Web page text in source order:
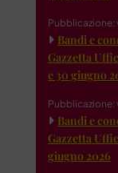
Pubblicazione:
Bandi e
Gazzetta
e 30 giugno
Pubblicazione:
Bandi e
Gazzetta
giugno 2026